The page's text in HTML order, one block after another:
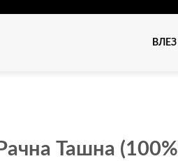
ВЛЕЗ
Ташна (100%